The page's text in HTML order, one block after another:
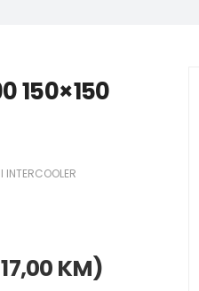
150×150
17,00 KM)